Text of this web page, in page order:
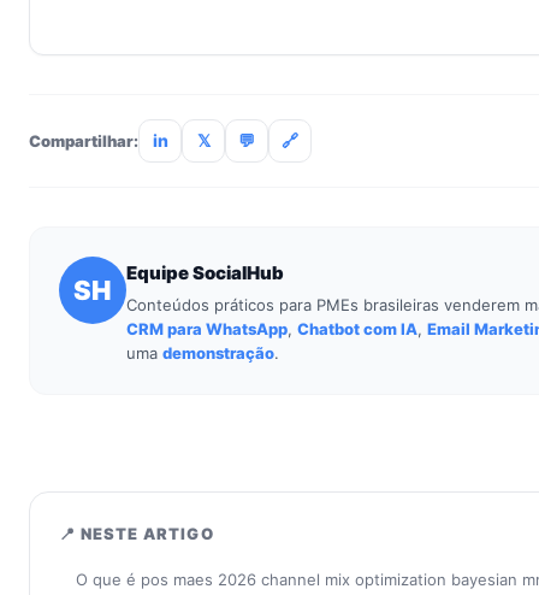
Compartilhar: in 𝕏 💬 🔗
SH
Equipe SocialHub
Conteúdos práticos para PMEs brasileiras venderem
CRM para WhatsApp, Chatbot com IA, Email
uma demonstração.
📍 NESTE ARTIGO
O que é pos maes 2026 channel mix optimization bayesian